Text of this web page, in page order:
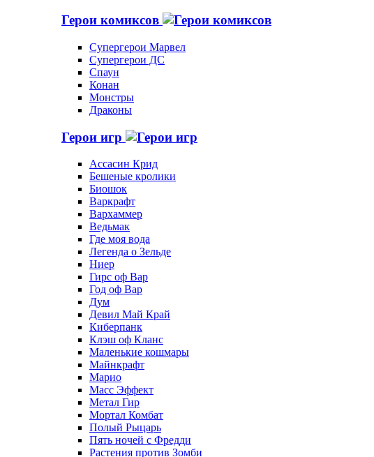
Герои комиксов
Супергерои Марвел
Супергерои ДС
Спаун
Конан
Монстры
Драконы
Герои игр
Ассасин Крид
Бешеные кролики
Биошок
Варкрафт
Вархаммер
Ведьмак
Где моя вода
Легенда о Зельде
Ниер
Гирс оф Вар
Год оф Вар
Дум
Девил Май Край
Киберпанк
Клэш оф Кланс
Маленькие кошмары
Майнкрафт
Марио
Масс Эффект
Метал Гир
Мортал Комбат
Полый Рыцарь
Пять ночей с Фредди
Растения против Зомби